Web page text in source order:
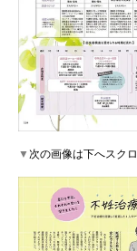
▼次の画像は下へスク